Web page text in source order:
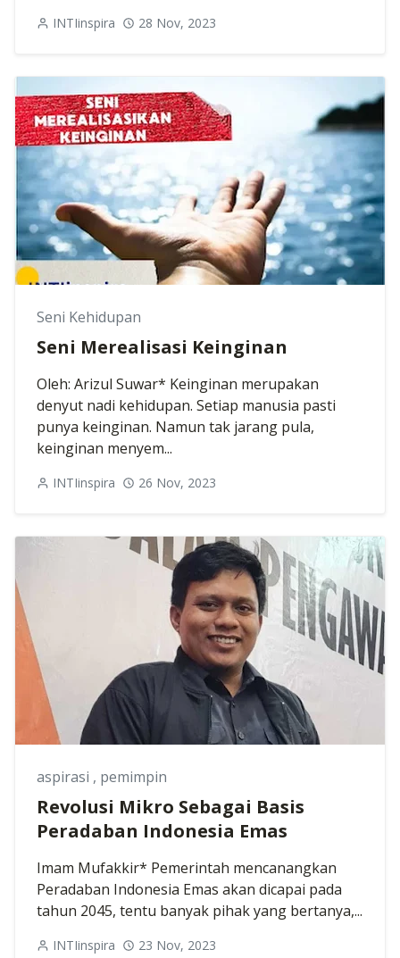
INTIinspira 28 Nov, 2023
Seni Kehidupan
Seni Merealisasi Keinginan
Oleh: Arizul Suwar* Keinginan merupakan
denyut nadi kehidupan. Setiap manusia pasti
punya keinginan. Namun tak jarang pula,
keinginan menyem...
INTIinspira 26 Nov, 2023
aspirasi , pemimpin
Revolusi Mikro Sebagai Basis
Peradaban Indonesia Emas
Imam Mufakkir* Pemerintah mencanangkan
Peradaban Indonesia Emas akan dicapai pada
tahun 2045, tentu banyak pihak yang bertanya,...
INTIinspira 23 Nov, 2023